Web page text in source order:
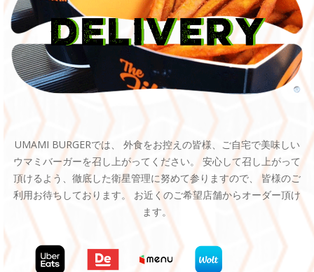
UMAMI BURGERでは、 外食をお控えの皆様、ご自宅で美味しい
ウマミバーガーを召し上がってください。 安心して召し上がって
頂けるよう、徹底した衛星管理に努めて参りますので、 皆様のご
利用お待ちしております。 お近くのご希望店舗からオーダー頂け
ます。